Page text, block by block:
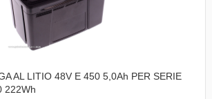
AL LITIO 48V E 450 5,0Ah PER SERIE
222Wh